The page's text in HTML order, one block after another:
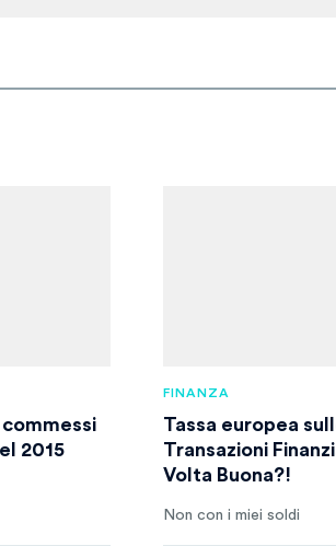
commessi
2015
FINANZA
Tassa europea
Transazioni
Volta Buona?!
Non con i miei soldi